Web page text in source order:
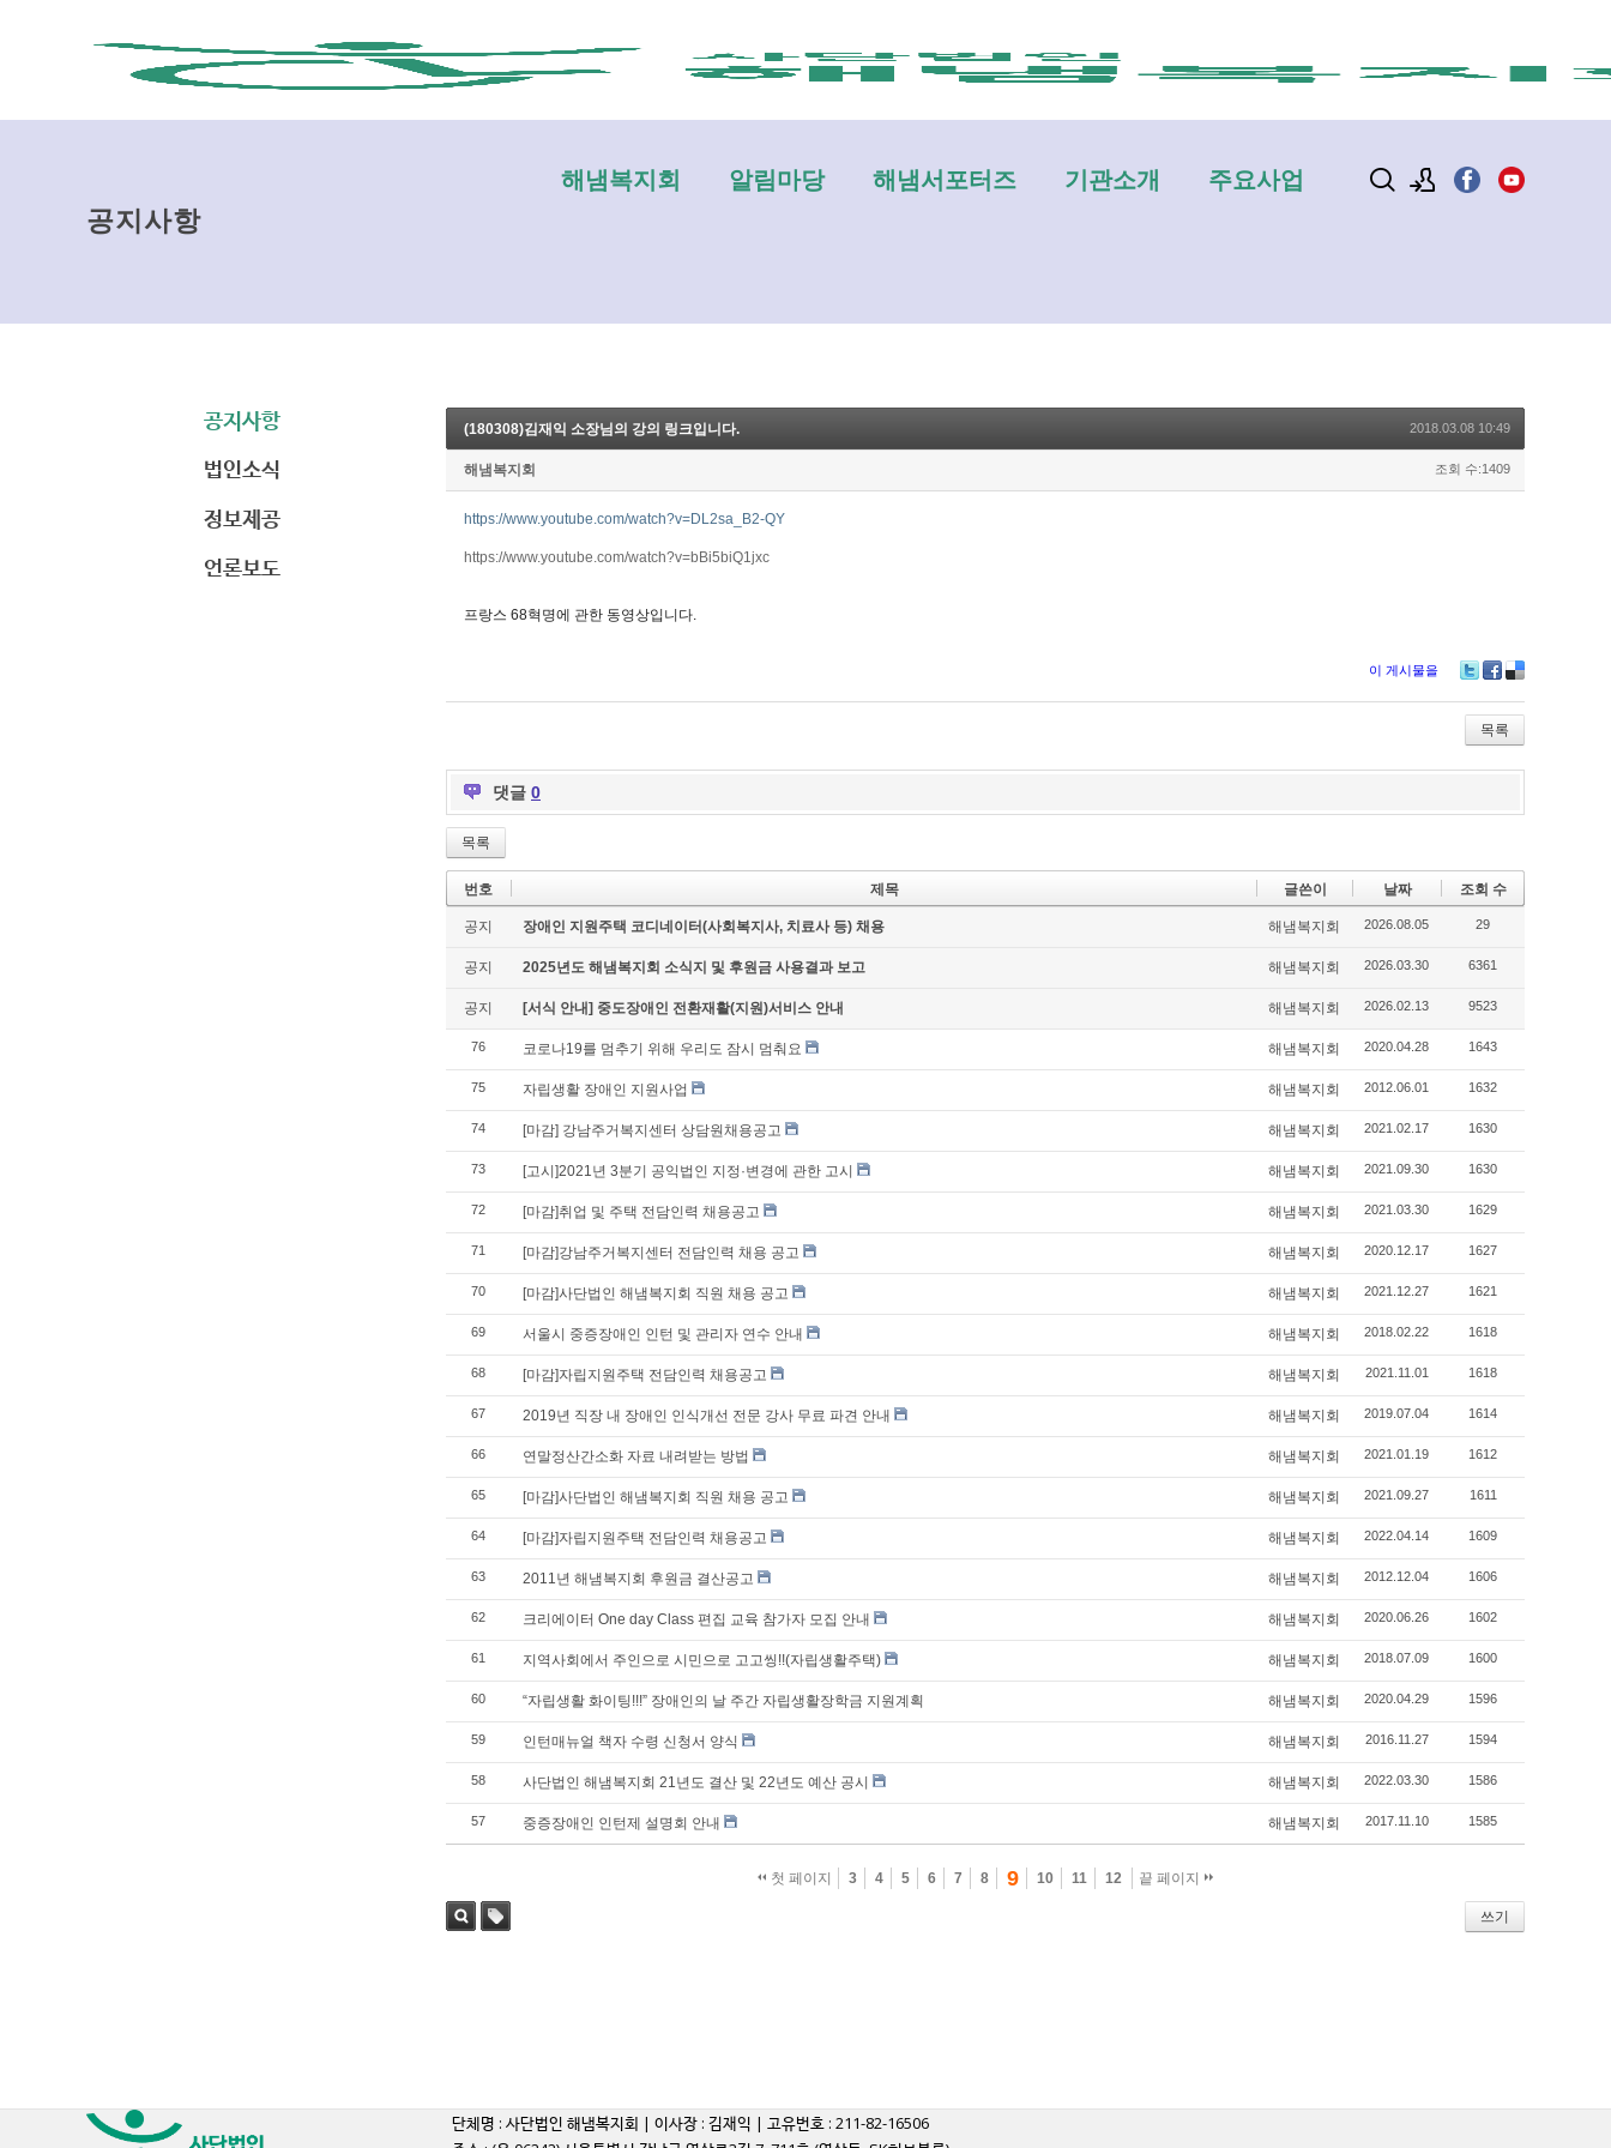
해냄복지회 알림마당 해냄서포터즈 기관소개 주요사업
공지사항
공지사항
법인소식
정보제공
언론보도
(180308)김재익 소장님의 강의 링크입니다. 2018.03.08 10:49
해냄복지회 조회 수:1409
https://www.youtube.com/watch?v=DL2sa_B2-QY
https://www.youtube.com/watch?v=bBi5biQ1jxc
프랑스 68혁명에 관한 동영상입니다.
이 게시물을
목록
댓글 0
목록
번호 제목 글쓴이 날짜 조회 수
공지 장애인 지원주택 코디네이터(사회복지사, 치료사 등) 채용 해냄복지회 2026.08.05 29
공지 2025년도 해냄복지회 소식지 및 후원금 사용결과 보고 해냄복지회 2026.03.30 6361
공지 [서식 안내] 중도장애인 전환재활(지원)서비스 안내 해냄복지회 2026.02.13 9523
76 코로나19를 멈추기 위해 우리도 잠시 멈춰요 해냄복지회 2020.04.28 1643
75 자립생활 장애인 지원사업 해냄복지회 2012.06.01 1632
74 [마감] 강남주거복지센터 상담원채용공고 해냄복지회 2021.02.17 1630
73 [고시]2021년 3분기 공익법인 지정·변경에 관한 고시 해냄복지회 2021.09.30 1630
72 [마감]취업 및 주택 전담인력 채용공고 해냄복지회 2021.03.30 1629
71 [마감]강남주거복지센터 전담인력 채용 공고 해냄복지회 2020.12.17 1627
70 [마감]사단법인 해냄복지회 직원 채용 공고 해냄복지회 2021.12.27 1621
69 서울시 중증장애인 인턴 및 관리자 연수 안내 해냄복지회 2018.02.22 1618
68 [마감]자립지원주택 전담인력 채용공고 해냄복지회 2021.11.01 1618
67 2019년 직장 내 장애인 인식개선 전문 강사 무료 파견 안내 해냄복지회 2019.07.04 1614
66 연말정산간소화 자료 내려받는 방법 해냄복지회 2021.01.19 1612
65 [마감]사단법인 해냄복지회 직원 채용 공고 해냄복지회 2021.09.27 1611
64 [마감]자립지원주택 전담인력 채용공고 해냄복지회 2022.04.14 1609
63 2011년 해냄복지회 후원금 결산공고 해냄복지회 2012.12.04 1606
62 크리에이터 One day Class 편집 교육 참가자 모집 안내 해냄복지회 2020.06.26 1602
61 지역사회에서 주인으로 시민으로 고고씽!!(자립생활주택) 해냄복지회 2018.07.09 1600
60 “자립생활 화이팅!!!” 장애인의 날 주간 자립생활장학금 지원계획 해냄복지회 2020.04.29 1596
59 인턴매뉴얼 책자 수령 신청서 양식 해냄복지회 2016.11.27 1594
58 사단법인 해냄복지회 21년도 결산 및 22년도 예산 공시 해냄복지회 2022.03.30 1586
57 중증장애인 인턴제 설명회 안내 해냄복지회 2017.11.10 1585
첫 페이지 3 4 5 6 7 8 9 10 11 12 끝 페이지
쓰기
단체명 : 사단법인 해냄복지회 | 이사장 : 김재익 | 고유번호 : 211-82-16506